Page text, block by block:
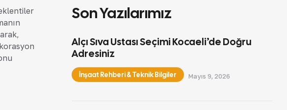
Son Yazılarımız
Alçı Sıva Ustası Seçimi Kocaeli’de Doğru
Adresiniz
Mayıs 9, 2026
İnşaat Rehberi & Teknik Bilgiler